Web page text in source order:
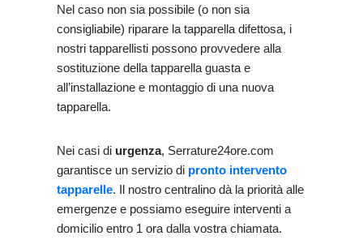
Nel caso non sia possibile (o non sia
consigliabile) riparare la tapparella difettosa, i
nostri tapparellisti possono provvedere alla
sostituzione della tapparella guasta e
all’installazione e montaggio di una nuova
tapparella.
Nei casi di urgenza, Serrature24ore.com
garantisce un servizio di pronto intervento
tapparelle. Il nostro centralino dà la priorità alle
emergenze e possiamo eseguire interventi a
domicilio entro 1 ora dalla vostra chiamata.